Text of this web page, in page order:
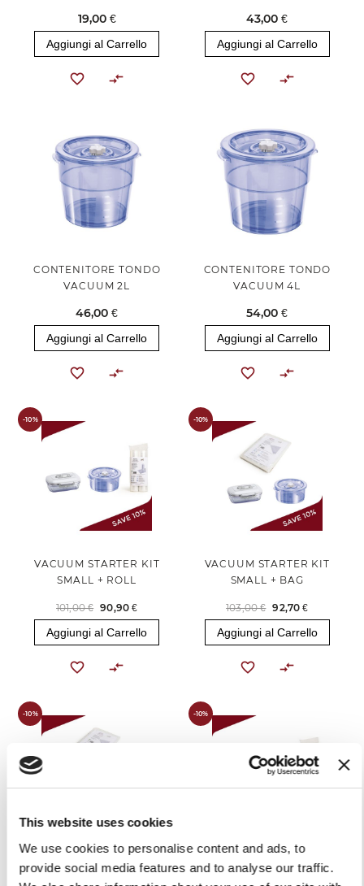
This website uses cookies
We use cookies to personalise content and ads, to
provide social media features and to analyse our traffic.
19,00 €
Aggiungi al Carrello
43,00 €
Aggiungi al Carrello
CONTENITORE TONDO
VACUUM 2L
46,00 €
Aggiungi al Carrello
CONTENITORE TONDO
VACUUM 4L
54,00 €
Aggiungi al Carrello
-10%
VACUUM STARTER KIT
SMALL + ROLL
101,00 € 90,90 €
Aggiungi al Carrello
-10%
VACUUM STARTER KIT
SMALL + BAG
103,00 € 92,70 €
Aggiungi al Carrello
-10%
VACUUM STARTER KIT
MEDIUM + BAG
-10%
VACUUM STARTER KIT
MEDIUM + ROLL